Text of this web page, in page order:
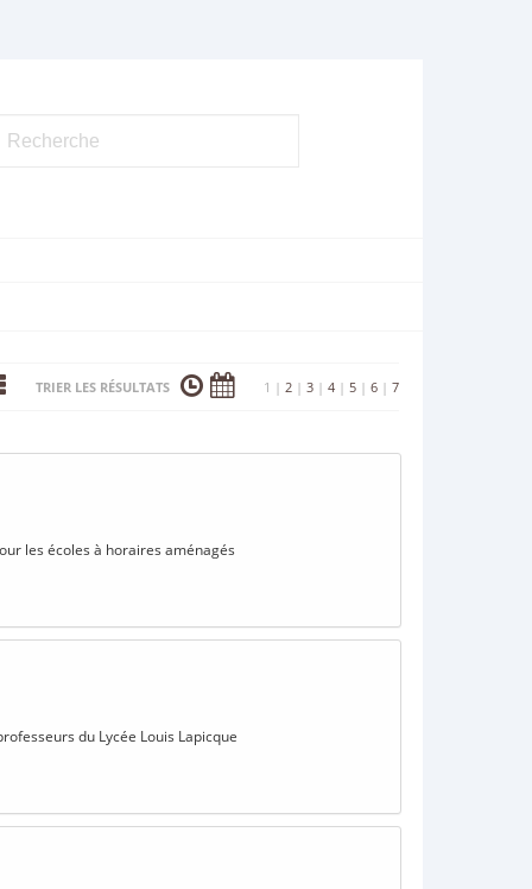
1 | 2 | 3 | 4 | 5 | 6 | 7
TRIER LES RÉSULTATS
les écoles à horaires aménagés
du Lycée Louis Lapicque